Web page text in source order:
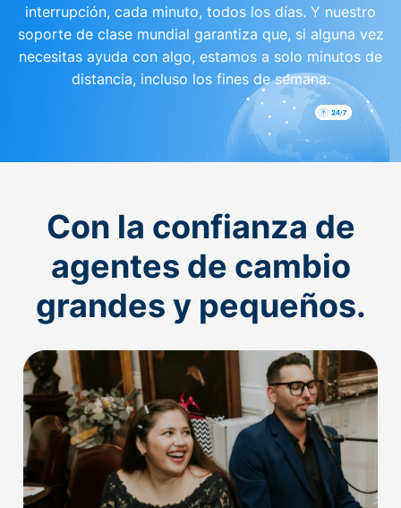
interrupción, cada minuto, todos los días. Y nuestro
soporte de clase mundial garantiza que, si alguna vez
necesitas ayuda con algo, estamos a solo minutos de
distancia, incluso los fines de semana.
Con la confianza de
agentes de cambio
grandes y pequeños.